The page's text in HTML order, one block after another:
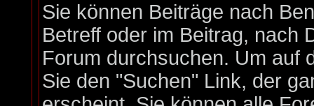
Sie können Beiträge nach
Betreff oder im Beitrag, nach
Forum durchsuchen. Um auf
Sie den "Suchen" Link, der